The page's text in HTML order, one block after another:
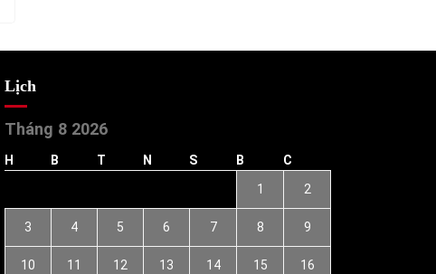
Lịch
Tháng 8 2026
H B T N S B
C
1
2
3 4 5 6 7 8 9
10 11 12 13 14 15 16